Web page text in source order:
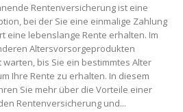
Rentenversicherung ist eine
bei der Sie eine einmalige Zahlung
eine lebenslange Rente erhalten. Im
Altersvorsorgeprodukten
warten, bis Sie ein bestimmtes Alter
Ihre Rente zu erhalten. In diesem
Sie mehr über die Vorteile einer
Rentenversicherung und...